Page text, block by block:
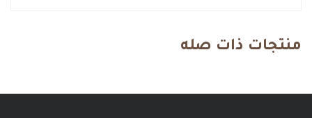
منتجات ذات صله